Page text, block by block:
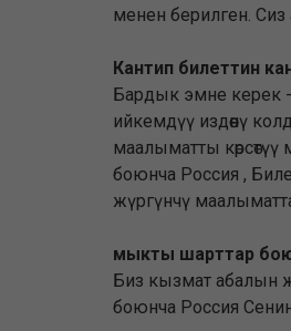
менен берилген.
Кантип билеттин
Бардык эмне керек -
ийкемдүү издөөнү
маалыматты
боюнча Россия ,
жүргүнчү
мыкты шарттар
Биз кызмат абалын
боюнча Россия